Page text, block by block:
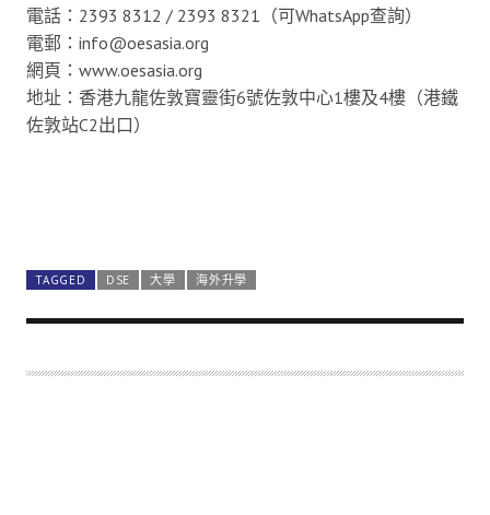
電話：2393 8312 / 2393 8321（可WhatsApp查詢）
電郵：info@oesasia.org
網頁：www.oesasia.org
地址：香港九龍佐敦寶靈街6號佐敦中心1樓及4樓（港鐵
佐敦站C2出口）
TAGGED DSE 大學 海外升學